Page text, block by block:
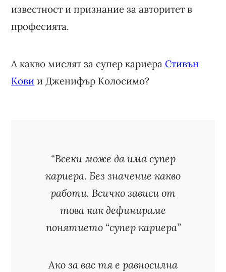
известност и признание за авторитет в
професията.
А какво мислят за супер кариераСтивън
Кови и Дженифър Колосимо?
“Всеки може да има супер
кариера. Без значение какво
работи. Всичко зависи от
това как дефинираме
понятието “супер кариера”
Ако за вас тя е равносилна